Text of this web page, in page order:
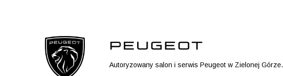
Autoryzowany salon i serwis Peugeot w Zielonej Górze.